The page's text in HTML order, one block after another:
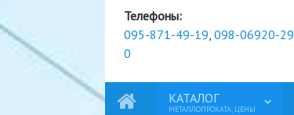
Телефоны:
095-871-49-19,098-06920-29
0
КАТАЛОГ
МЕТАЛЛОПРОКАТА, ЦЕНЫ